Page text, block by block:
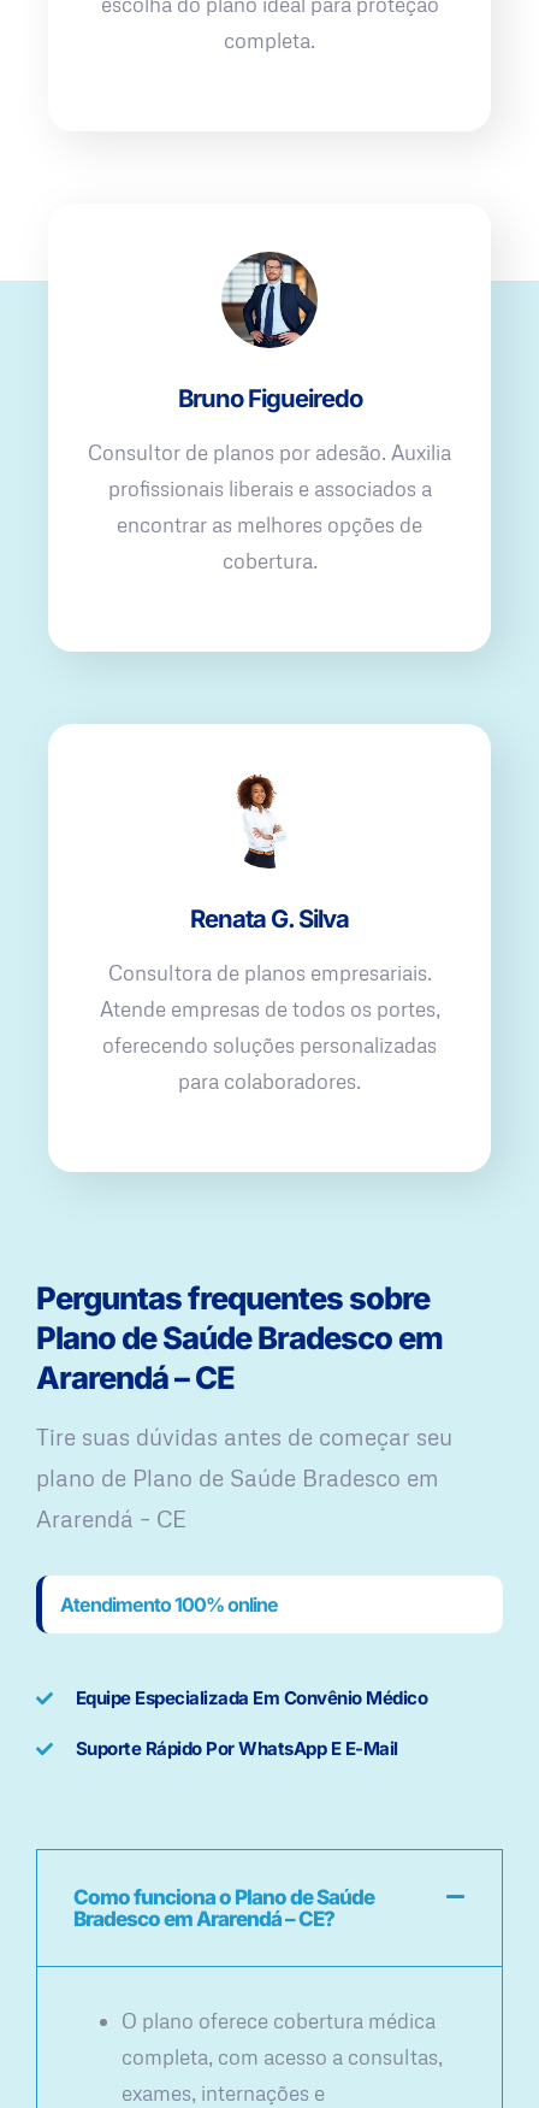
completa.
Bruno Figueiredo
Consultor de planos por adesão. Auxilia
profissionais liberais e associados a
encontrar as melhores opções de
cobertura.
Renata G. Silva
Consultora de planos empresariais.
Atende empresas de todos os portes,
oferecendo soluções personalizadas
para colaboradores.
Perguntas frequentes sobre
Plano de Saúde Bradesco em
Ararendá – CE
Tire suas dúvidas antes de começar seu
plano ​de Plano de Saúde Bradesco em
Ararendá – CE
Atendimento 100% online
Equipe Especializada Em Convênio Médico
Suporte Rápido Por WhatsApp E E-Mail
Como funciona o Plano de Saúde
Bradesco em Ararendá – CE?
O plano oferece cobertura médica
completa, com acesso a consultas,
exames, internações e